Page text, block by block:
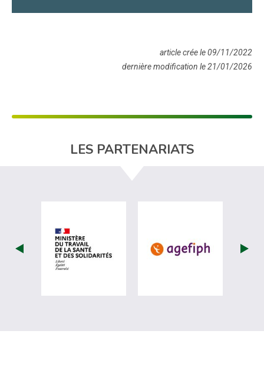
article crée le 09/11/2022
dernière modification le 21/01/2026
LES PARTENARIATS
visiter les site de Ministère du travail
visiter les